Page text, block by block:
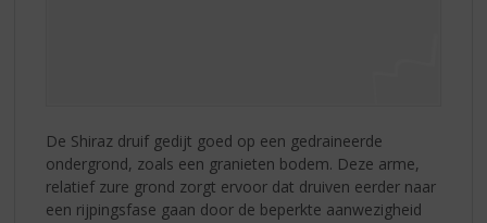
De Shiraz druif gedijt goed op een gedraineerde
ondergrond, zoals een granieten bodem. Deze arme,
relatief zure grond zorgt ervoor dat druiven eerder naar
een rijpingsfase gaan door de beperkte aanwezigheid